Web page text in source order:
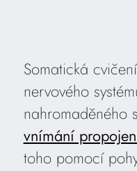
Somatická
nervového
nahromaděného
vnímání
toho pomocí